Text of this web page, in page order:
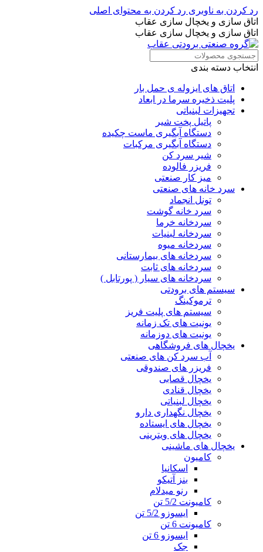
رد کردن به ناوبری رد کردن به محتوای اصلی
اتاق سازی و یخچال سازی عقاب
اتاق سازی و یخچال سازی عقاب
انتخاب دسته بندی
اتاق های ایزوله ی حمل بار
پلیت ذخیره سرما در ابعاد
تجهیزات لبنیاتی
پاتیل پخت شیر
دستگاه آبگیری ماست چکیده
دستگاه آبگیری مرکبات
شیر سرد کن
فریزر فالوده
میز کار صنعتی
سرد خانه های صنعتی
تونل انجماد
سرد خانه گوشت
سردخانه خرما
سردخانه لبنیات
سردخانه میوه
سردخانه های بیمارستانی
سردخانه های ثابت
سردخانه های سیار ( پورتابل )
سیستم های برودتی
ترموکینگ
سیستم های پلیت فریز
یونیت های تک زمانه
یونیت های دوزمانه
یخچال های فروشگاهی
آب سرد کن های صنعتی
فریزر های صندوقی
یخچال قصابی
یخچال قنادی
یخچال لبنیاتی
یخچال نگهداری دارو
یخچال های ایستاده
یخچال های ویترینی
یخچال های ماشینی
کامیون
اسکانیا
بنز آتیکو
رنو میدلام
کامیونت 5/2 تن
ایسوزو 5/2 تن
کامیونت 6 تن
ایسوزو 6 تن
جک